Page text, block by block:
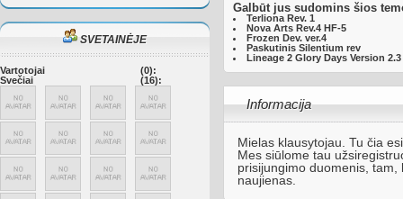
SVETAINĖJE
Vartotojai
(0):
Svečiai
(16):
Galbūt jus sudomins šios
Terliona Rev. 1
Nova Arts Rev.4 HF-5
Frozen Dev. ver.4
Paskutinis Silentium rev
Lineage 2 Glory Days Version 2.3
Informacija
Mielas klausytojau. Tu čia
Mes siūlome tau
prisijungimo duomenis,
naujienas.